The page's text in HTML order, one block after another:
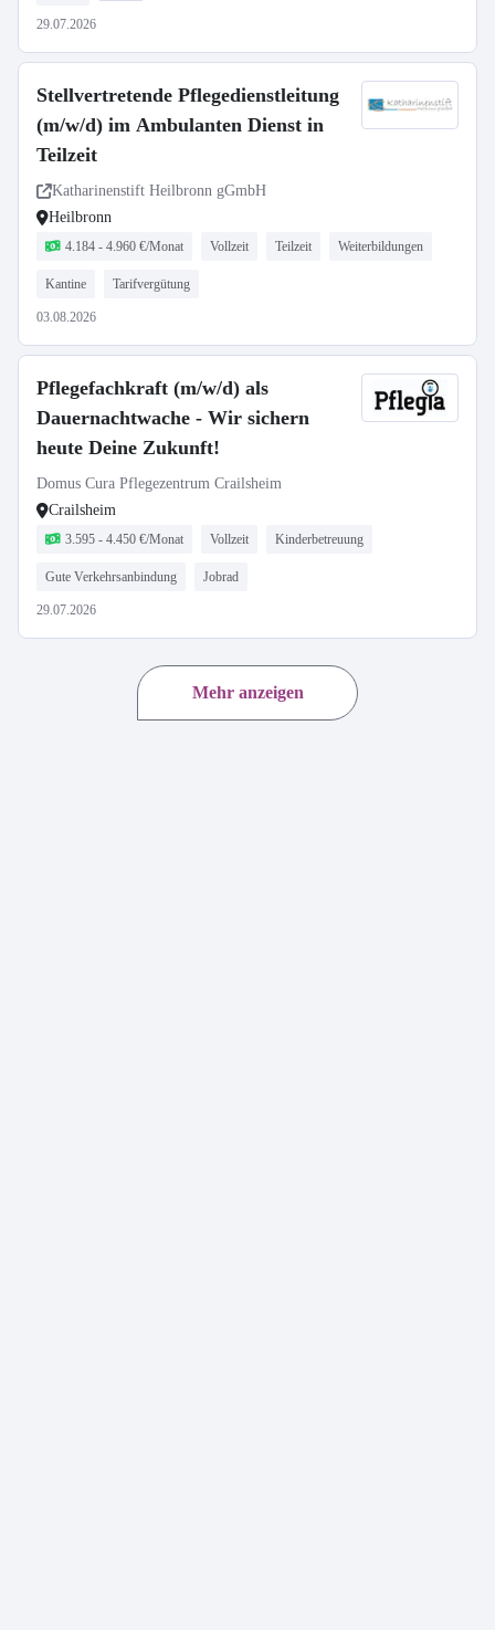
29.07.2026
Stellvertretende Pflegedienstleitung
(m/w/d) im Ambulanten Dienst in
Teilzeit
Katharinenstift Heilbronn gGmbH
Heilbronn
4.184 - 4.960 €/Monat Vollzeit Teilzeit Weiterbildungen
Kantine Tarifvergütung
03.08.2026
Pflegefachkraft (m/w/d) als
Dauernachtwache - Wir sichern
heute Deine Zukunft!
Domus Cura Pflegezentrum Crailsheim
Crailsheim
3.595 - 4.450 €/Monat Vollzeit Kinderbetreuung
Gute Verkehrsanbindung Jobrad
29.07.2026
Mehr anzeigen